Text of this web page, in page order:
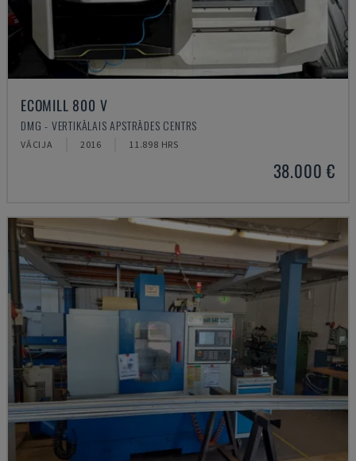
ECOMILL 800 V
DMG - VERTIKĀLAIS APSTRĀDES CENTRS
VĀCIJA 2016 11.898 HRS
38.000 €